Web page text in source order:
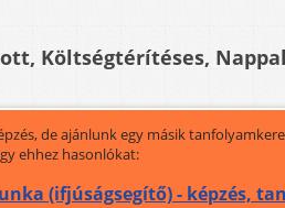
Költségtérítéses,
de ajánlunk egy másik
ehhez hasonlókat:
(ifjúságsegítő) - képzés,